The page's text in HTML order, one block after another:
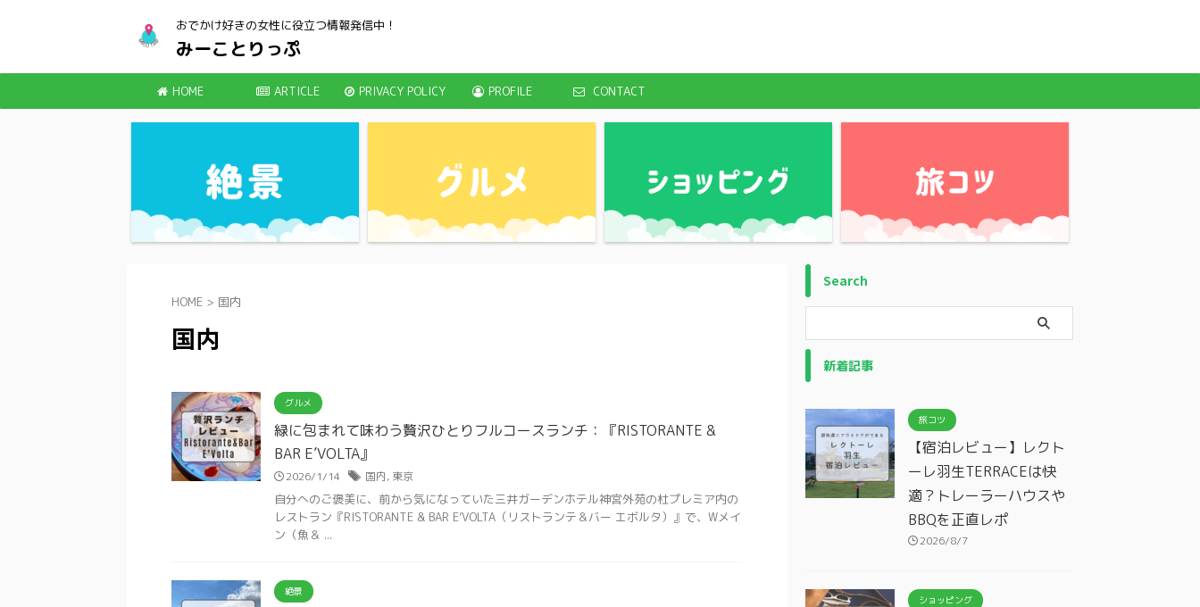
おでかけ好きの女性に役立つ情報発信中！
みーことりっぷ
HOME ARTICLE PRIVACY POLICY PROFILE CONTACT
HOME > 国内
国内
グルメ
緑に包まれて味わう贅沢ひとりフルコースランチ：『RISTORANTE &
BAR E’VOLTA』
2026/1/14 国内, 東京
自分へのご褒美に、前から気になっていた三井ガーデンホテル神宮外苑の杜プレミア内の
レストラン『RISTORANTE & BAR E’VOLTA（リストランテ＆バー エボルタ）』で、Wメイ
ン（魚＆ ...
絶景
Search
新着記事
旅コツ
【宿泊レビュー】レクト
ーレ羽生TERRACEは快
適？トレーラーハウスや
BBQを正直レポ
2026/8/7
ショッピング